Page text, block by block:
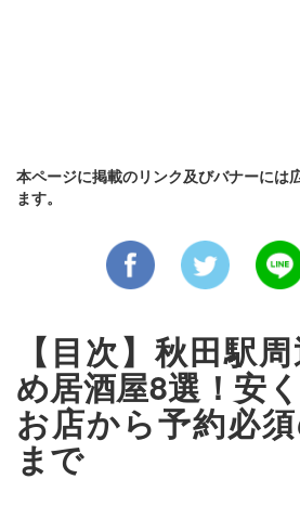
本ページに掲載のリンク及びバナーには
ます。
【目次】秋田駅
め居酒屋8選！安
お店から予約必
まで